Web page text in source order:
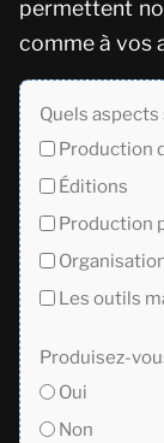
permettent
comme à vos
Quels
Production
Éditions
Production
Les outils
Produisez-
Oui
Non